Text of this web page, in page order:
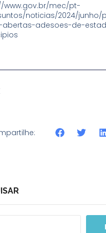
www.gov.br/mec/pt-
noticias/2024/junho/
abertas-adesoes-de-